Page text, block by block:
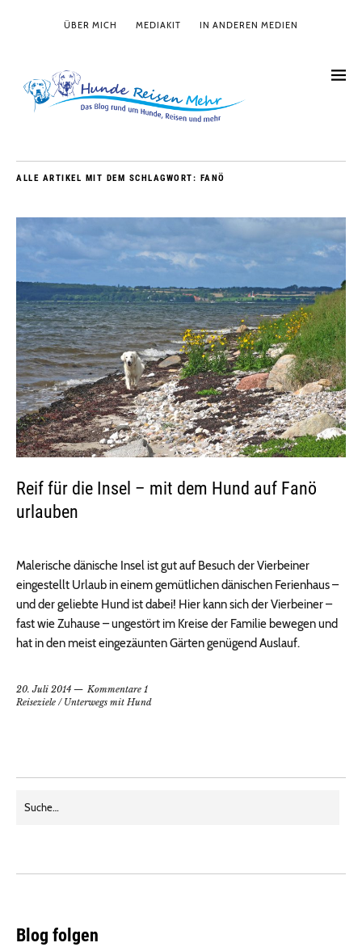
ÜBER MICH MEDIAKIT IN ANDEREN MEDIEN
ALLE ARTIKEL MIT DEM SCHLAGWORT: FANÖ
Reif für die Insel – mit dem Hund auf Fanö
urlauben
Malerische dänische Insel ist gut auf Besuch der Vierbeiner
eingestellt Urlaub in einem gemütlichen dänischen Ferienhaus –
und der geliebte Hund ist dabei! Hier kann sich der Vierbeiner –
fast wie Zuhause – ungestört im Kreise der Familie bewegen und
hat in den meist eingezäunten Gärten genügend Auslauf.
20. Juli 2014
Kommentare 1
Reiseziele / Unterwegs mit Hund
Blog folgen